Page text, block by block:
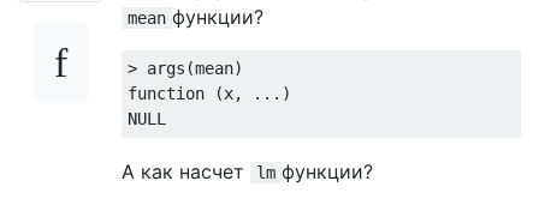
mean функции?
function
NULL
А как насчет lm функции?